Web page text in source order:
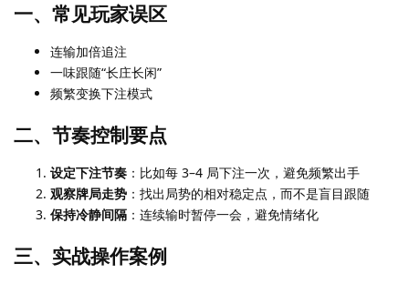
一、常见玩家误区
连输加倍追注
一味跟随“长庄长闲”
频繁变换下注模式
二、节奏控制要点
设定下注节奏 ：比如每 3–4 局下注一次，避免频繁出手
观察牌局走势 ：找出局势的相对稳定点，而不是盲目跟随
保持冷静间隔 ：连续输时暂停一会，避免情绪化
三、实战操作案例